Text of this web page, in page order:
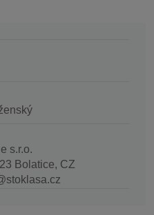
s.r.o.
Bolatice, CZ